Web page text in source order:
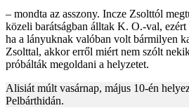
– mondta az asszony. Incze Zsolttól
közeli barátságban álltak K. O.-val,
ha a lányuknak valóban volt bármilyen
Zsolttal, akkor erről miért nem szólt
próbálták megoldani a helyzetet.
Alisiát múlt vasárnap, május 10-én
Pelbárthidán.